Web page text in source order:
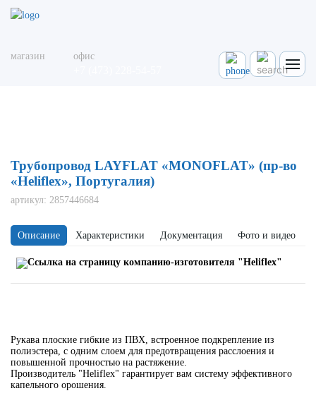
магазин офис
Трубопровод LAYFLAT «MONOFLAT» (пр-во
«Heliflex», Португалия)
артикул: 2857446684
Описание Характеристики Документация Фото и видео
Ссылка на страницу компанию-изготовителя "Heliflex"
Рукава плоские гибкие из ПВХ, встроенное подкрепление из
полиэстера, с одним слоем для предотвращения расслоения и
повышенной прочностью на растяжение.
Производитель "Heliflex" гарантирует вам систему эффективного
капельного орошения.